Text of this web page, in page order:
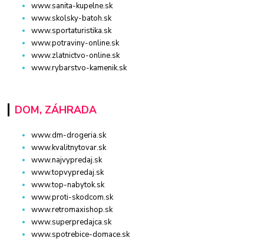
www.sanita-kupelne.sk
www.skolsky-batoh.sk
www.sportaturistika.sk
www.potraviny-online.sk
www.zlatnictvo-online.sk
www.rybarstvo-kamenik.sk
DOM, ZÁHRADA
www.dm-drogeria.sk
www.kvalitnytovar.sk
www.najvypredaj.sk
www.topvypredaj.sk
www.top-nabytok.sk
www.proti-skodcom.sk
www.retromaxishop.sk
www.superpredajca.sk
www.spotrebice-domace.sk